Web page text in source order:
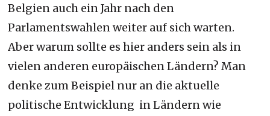
Belgien auch ein Jahr nach den
Parlamentswahlen weiter auf sich warten.
Aber warum sollte es hier anders sein als in
vielen anderen europäischen Ländern? Man
denke zum Beispiel nur an die aktuelle
politische Entwicklung in Ländern wie